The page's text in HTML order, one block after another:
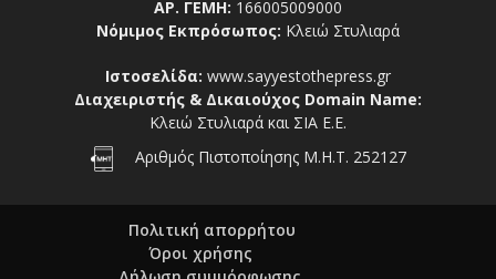
ΑΡ. ΓΕΜΗ: 166005009000
Νόμιμος Εκπρόσωπος: Κλειώ Στυλιαρά
Ιστοσελίδα: www.sayyestothepress.gr
Διαχειριστής & Δικαιούχος Domain Name:
Κλειώ Στυλιαρά και ΣΙΑ Ε.Ε.
Αριθμός Πιστοποίησης Μ.Η.Τ. 252127
Πολιτική απορρήτου
Όροι χρήσης